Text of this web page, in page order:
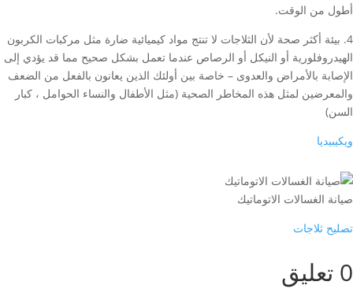
أطول من الوقت.
4. بيئة أكثر صحة لأن الثلاجات لا تنتج مواد كيميائية ضارة مثل مركبات الكربون
الهيدروفلورية أو النيكل أو الرصاص عندما تعمل بشكل صحيح مما قد يؤدي إلى
الإصابة بالأمراض والعدوى – خاصة بين أولئك الذين يعانون بالفعل من الضعف
والمعرضين لمثل هذه المخاطر الصحية (مثل الأطفال والنساء الحوامل ، كبار
السن)
ويكيبيديا
صيانة الغسالات الاتوماتيك
تصليح ثلاجات
0 تعليق